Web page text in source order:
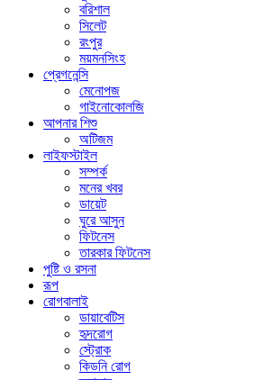
বরিশাল
সিলেট
রংপুর
ময়মনসিংহ
প্রেগনেন্সি
মেনোপজ
গাইনোকোলজি
আপনার শিশু
অটিজম
লাইফস্টাইল
সম্পর্ক
মনের খবর
ডায়েট
ঘুরে আসুন
ফিটনেস
তারকার ফিটনেস
পুষ্টি ও রসনা
রূপ
রোগবালাই
ডায়াবেটিস
হৃদরোগ
স্ট্রোক
কিডনি রোগ